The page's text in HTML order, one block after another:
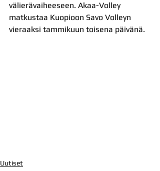
välierävaiheeseen. Akaa-Volley
matkustaa Kuopioon Savo Volleyn
vieraaksi tammikuun toisena päivänä.
Uutiset